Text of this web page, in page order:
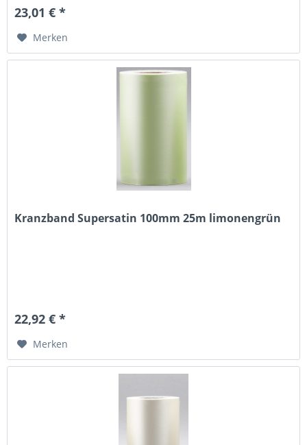
23,01 € *
Merken
Kranzband Supersatin 100mm 25m limonengrün
22,92 € *
Merken